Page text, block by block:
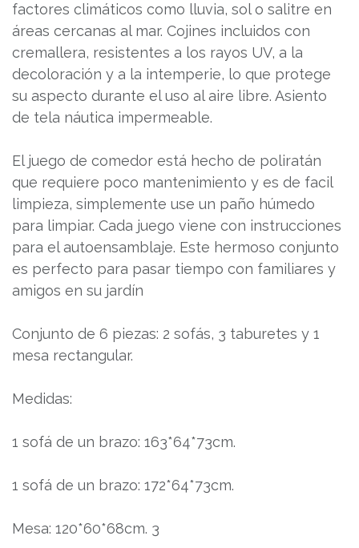
factores climáticos como lluvia, sol o salitre en
áreas cercanas al mar. Cojines incluidos con
cremallera, resistentes a los rayos UV, a la
decoloración y a la intemperie, lo que protege
su aspecto durante el uso al aire libre. Asiento
de tela náutica impermeable.
El juego de comedor está hecho de poliratán
que requiere poco mantenimiento y es de facil
limpieza, simplemente use un paño húmedo
para limpiar. Cada juego viene con instrucciones
para el autoensamblaje. Este hermoso conjunto
es perfecto para pasar tiempo con familiares y
amigos en su jardín
Conjunto de 6 piezas: 2 sofás, 3 taburetes y 1
mesa rectangular.
Medidas:
1 sofá de un brazo: 163*64*73cm.
1 sofá de un brazo: 172*64*73cm.
Mesa: 120*60*68cm. 3